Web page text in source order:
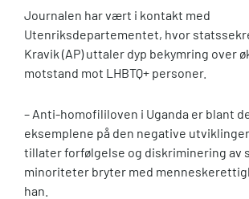
Journalen har vært i kontakt med
Utenriksdepartementet, hvor
Kravik (AP) uttaler dyp bekymring over
motstand mot LHBTQ+ personer.
– Anti-homofililoven i Uganda er blant
eksemplene på den negative
tillater forfølgelse og diskriminering av
minoriteter bryter med
han.